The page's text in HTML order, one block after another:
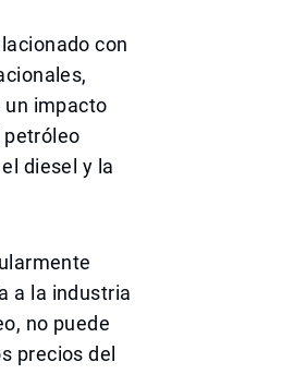
con
un impacto
petróleo
diesel y la
a la industria
no puede
precios del